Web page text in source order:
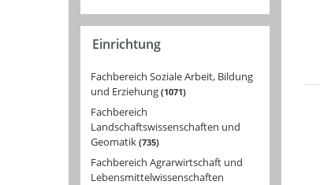
Einrichtung
Fachbereich Soziale Arbeit, Bildung
und Erziehung 1071
Fachbereich
Landschaftswissenschaften und
Geomatik 735
Fachbereich Agrarwirtschaft und
Lebensmittelwissenschaften